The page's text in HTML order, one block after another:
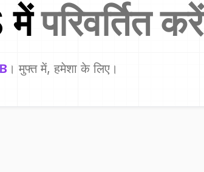
मेंपरिवर्तित करें
। मुफ्त में, हमेशा के लिए।